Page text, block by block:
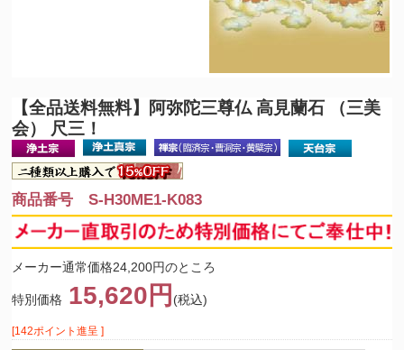
【全品送料無料】
阿弥陀三尊仏 高見蘭石 （三美
会） 尺三！
商品番号 S-H30ME1-K083
メーカー通常価格24,200円のところ
特別価格 15,620円 (税込)
[142ポイント進呈 ]